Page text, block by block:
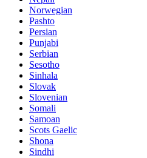
Norwegian
Pashto
Persian
Punjabi
Serbian
Sesotho
Sinhala
Slovak
Slovenian
Somali
Samoan
Scots Gaelic
Shona
Sindhi